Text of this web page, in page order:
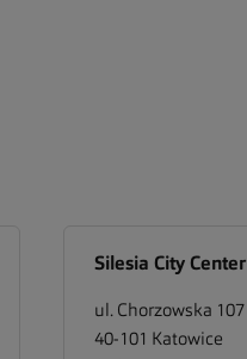
Silesia City Center
ul. Chorzowska 107
40-101 Katowice